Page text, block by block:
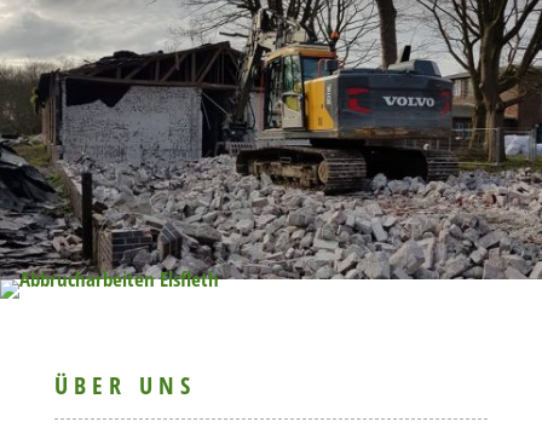
ÜBER UNS